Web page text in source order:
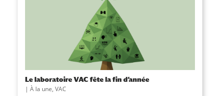
Le laboratoire VAC fête la fin d’année
À la une, VAC